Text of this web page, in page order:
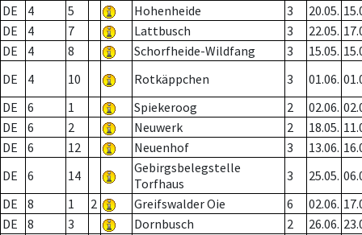
DE
4 5 Hohenheide 3 20.05.
DE
4 7 Lattbusch 3 22.05.
DE
4 8 Schorfheide-Wildfang 3 15.05.
DE
4 10 Rotkäppchen 3 01.06.
DE
6 1 Spiekeroog 2 02.06.
DE
6 2 Neuwerk 2 18.05.
DE
6 12 Neuenhof 3 13.06.
DE
6 14
Gebirgsbelegstelle
Torfhaus
3 25.05.
DE
8 1 2 Greifswalder Oie 6 02.06.
DE
8 3 Dornbusch 2 26.06.